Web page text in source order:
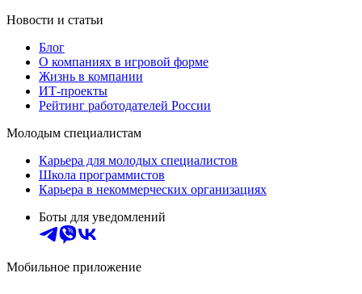
Новости и статьи
Блог
О компаниях в игровой форме
Жизнь в компании
ИТ-проекты
Рейтинг работодателей России
Молодым специалистам
Карьера для молодых специалистов
Школа программистов
Карьера в некоммерческих организациях
Боты для уведомлений
Мобильное приложение